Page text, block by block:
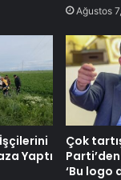
Ağustos
Yaptı
Çok
‘Bu logo